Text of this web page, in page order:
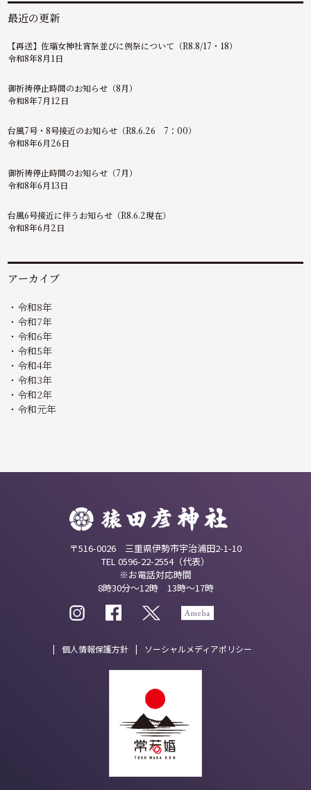
最近の更新
【再送】佐瑠女神社宵祭並びに例祭について（R8.8/17・18）
令和8年8月1日
御祈祷停止時間のお知らせ（8月）
令和8年7月12日
台風7号・8号接近のお知らせ（R8.6.26 7：00）
令和8年6月26日
御祈祷停止時間のお知らせ（7月）
令和8年6月13日
台風6号接近に伴うお知らせ（R8.6.2現在）
令和8年6月2日
アーカイブ
令和8年
令和7年
令和6年
令和5年
令和4年
令和3年
令和2年
令和元年
〒516-0026 三重県伊勢市宇治浦田2-1-10
TEL 0596-22-2554（代表）
※お電話対応時間
8時30分～12時 13時～17時
個人情報保護方針 ソーシャルメディアポリシー